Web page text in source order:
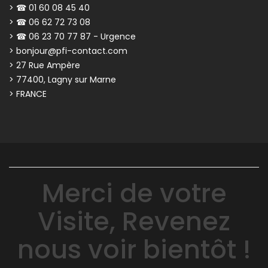
> ☎ 01 60 08 45 40
> ☎ 06 62 72 73 08
> ☎ 06 23 70 77 87 - Urgence
> bonjour@pfi-contact.com
> 27 Rue Ampère
> 77400, Lagny sur Marne
> FRANCE
Merci de votre
Visite, Revenez
nous voir bientôt !